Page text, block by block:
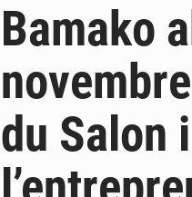
6
6
6
Bamako
du Salon